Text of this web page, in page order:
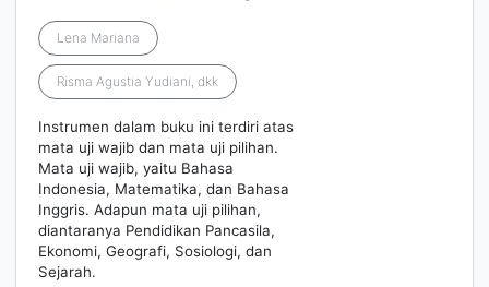
Lena Mariana
Risma Agustia Yudiani, dkk
Instrumen dalam buku ini terdiri atas
mata uji wajib dan mata uji pilihan.
Mata uji wajib, yaitu Bahasa
Indonesia, Matematika, dan Bahasa
Inggris. Adapun mata uji pilihan,
diantaranya Pendidikan Pancasila,
Ekonomi, Geografi, Sosiologi, dan
Sejarah.